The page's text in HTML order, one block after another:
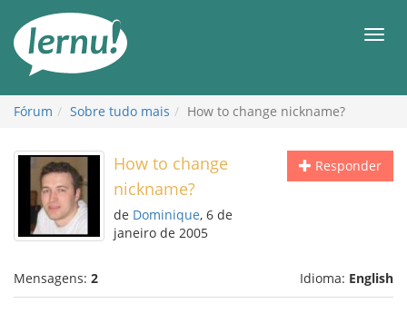
conteúdo
Fórum Sobre tudo mais How to change nickname?
Responder
How to change
nickname?
de Dominique, 6 de
janeiro de 2005
Mensagens: 2 Idioma: English